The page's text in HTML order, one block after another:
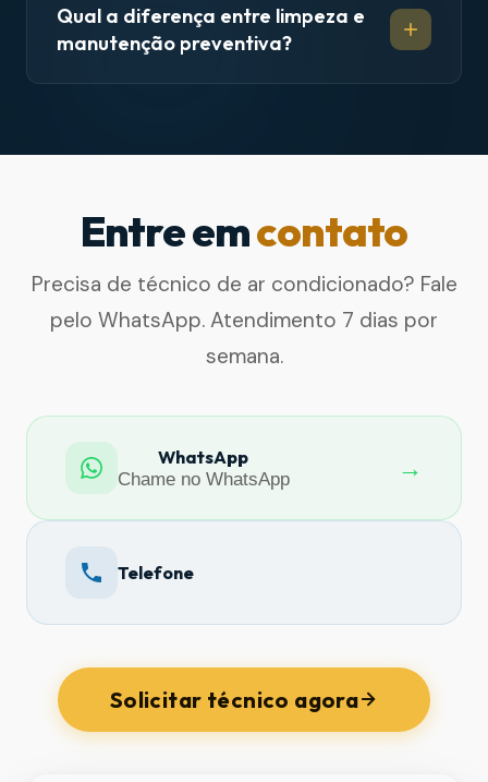
Qual a diferença entre limpeza e
manutenção preventiva?
Entre emcontato
Precisa de técnico de ar condicionado? Fale
pelo WhatsApp. Atendimento 7 dias por
semana.
WhatsApp
Chame no WhatsApp
→
Telefone
Solicitar técnico agora